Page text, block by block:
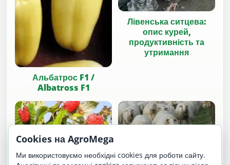
Альбатрос F1 /
Albatross F1
Лівенська ситцева:
опис курей,
продуктивність та
утримання
Cookies на AgroMega
Ми використовуємо необхідні cookies для роботи сайту.